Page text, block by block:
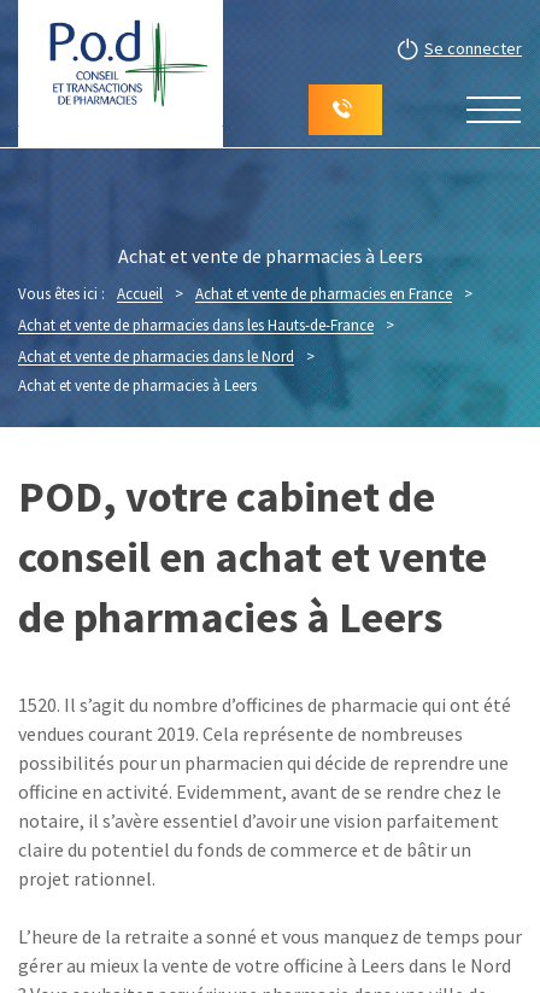
Se connecter
Achat et vente de pharmacies à Leers
Vous êtes ici : Accueil > Achat et vente de pharmacies en France
>
Achat et vente de pharmacies dans les Hauts-de-France >
Achat et vente de pharmacies dans le Nord
>
Achat et vente de pharmacies à Leers
POD, votre cabinet de
conseil en achat et vente
de pharmacies à Leers
1520. Il s’agit du nombre d’officines de pharmacie qui ont été
vendues courant 2019. Cela représente de nombreuses
possibilités pour un pharmacien qui décide de reprendre une
officine en activité. Evidemment, avant de se rendre chez le
notaire, il s’avère essentiel d’avoir une vision parfaitement
claire du potentiel du fonds de commerce et de bâtir un
projet rationnel.
L’heure de la retraite a sonné et vous manquez de temps pour
gérer au mieux la vente de votre officine à Leers dans le Nord